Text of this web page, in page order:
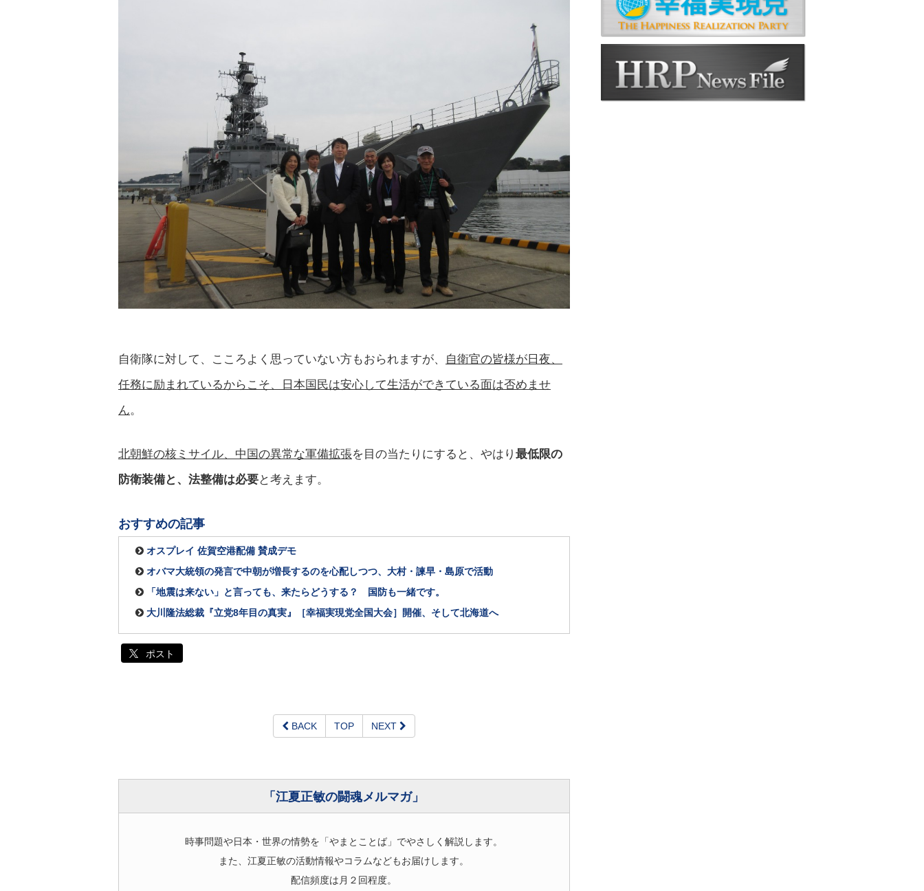
自衛隊に対して、こころよく思っていない方もおられますが、 自衛官の皆様が日夜、
任務に励まれているからこそ、日本国民は安心して生活ができている面は否めませ
ん。
北朝鮮の核ミサイル、中国の異常な軍備拡張を目の当たりにすると、やはり 最低限の
防衛装備と、法整備は必要と考えます。
おすすめの記事
オスプレイ 佐賀空港配備 賛成デモ
オバマ大統領の発言で中朝が増長するのを心配しつつ、大村・諫早・島原で活動
「地震は来ない」と言っても、来たらどうする？ 国防も一緒です。
大川隆法総裁『立党8年目の真実』［幸福実現党全国大会］開催、そして北海道へ
ポスト
BACK TOP NEXT
「江夏正敏の闘魂メルマガ」
時事問題や日本・世界の情勢を「やまとことば」でやさしく解説します。
また、江夏正敏の活動情報やコラムなどもお届けします。
配信頻度は月２回程度。